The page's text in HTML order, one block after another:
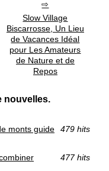
Slow Village
Biscarrosse, Un Lieu
de Vacances Idéal
pour Les Amateurs
de Nature et de
Repos
nouvelles.
monts guide
479 hits
477 hits